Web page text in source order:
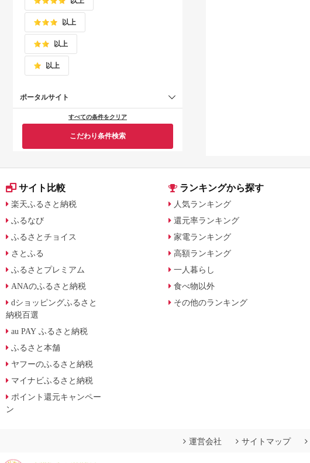
以上
以上
以上
ポータルサイト
すべての条件をクリア
こだわり条件検索
サイト比較
楽天ふるさと納税
ふるなび
ふるさとチョイス
さとふる
ふるさとプレミアム
ANAのふるさと納税
dショッピングふるさと
納税百選
au PAY ふるさと納税
ふるさと本舗
ヤフーのふるさと納税
マイナビふるさと納税
ポイント還元キャンペー
ン
ランキングから探す
人気ランキング
還元率ランキング
家電ランキング
高額ランキング
一人暮らし
食べ物以外
その他のランキング
運営会社 サイトマップ